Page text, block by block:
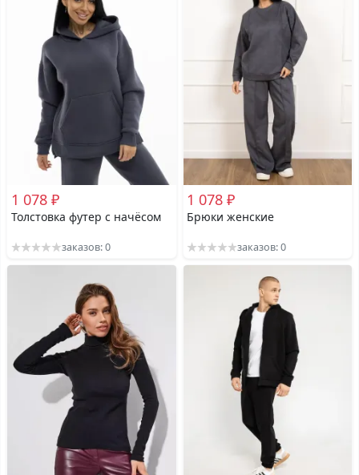
1 078 ₽
Толстовка футер с начёсом
заказов: 0
1 078 ₽
Брюки женские
заказов: 0